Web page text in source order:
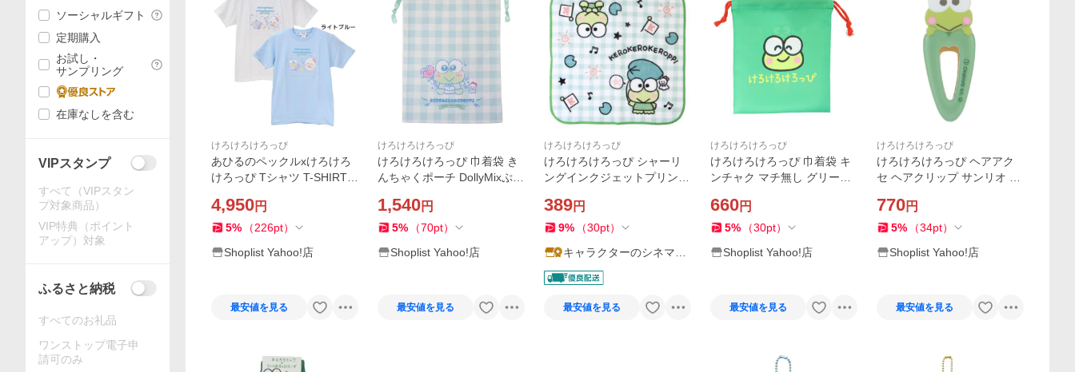
けろけろけろっぴ
あひるのペックルxけろけろ
けろっぴ Tシャツ T-SHIRTS
リオ ワタナベ 半袖 キャラク
ター グッズ
4,950円
5% （226pt）
Shoplist Yahoo!店
最安値を見る
けろけろけろっぴ
けろけろけろっぴ 巾着袋 き
んちゃくポーチ DollyMixぷち
キャラクター グッズ
1,540円
5% （70pt）
Shoplist Yahoo!店
最安値を見る
けろけろけろっぴ
けろけろけろっぴ シャーリ
ングインクジェットプリント
ニタオル キャラクター 爆買
389円
9% （30pt）
キャラクターのシネマコ
レクション
最安値を見る
けろけろけろっぴ
けろけろけろっぴ 巾着袋 キ
ンチャク マチ無し グリーン
くポーチ 小物入れ キャラク
ター グッズ
660円
5% （30pt）
Shoplist Yahoo!店
最安値を見る
けろけろけろっぴ
けろけろけろっぴ ヘアアク
セ ヘアクリップ サンリオ カ
キャラクター グッズ
770円
5% （34pt）
Shoplist Yahoo!店
最安値を見る
ソーシャルギフト
定期購入
お試し・
サンプリング
在庫なしを含む
VIPスタンプ
すべて（VIPスタン
プ対象商品）
VIP特典（ポイント
アップ）対象
ふるさと納税
すべてのお礼品
ワンストップ電子申
請可のみ